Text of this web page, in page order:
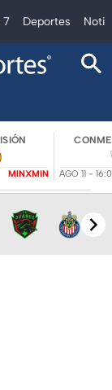
7 Deportes
MINXMIN AGO 11 -